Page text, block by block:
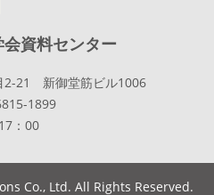
資料センター
2-21 新御堂筋ビル1006
1899
：00
Co., Ltd. All Rights Reserved.